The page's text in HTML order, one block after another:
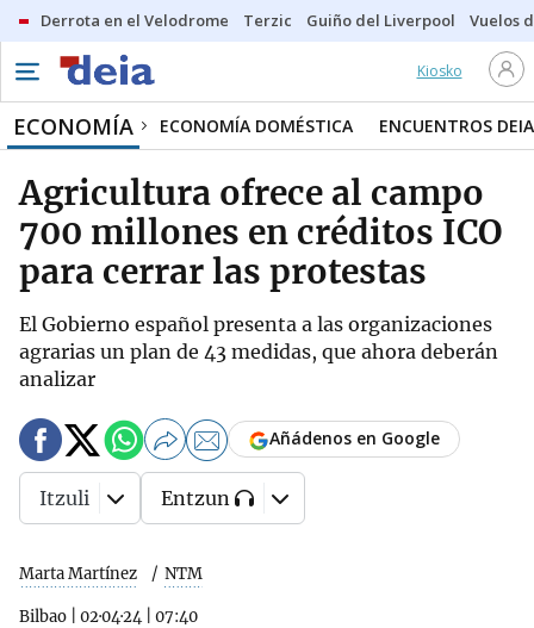
Derrota en el Velodrome Terzic Guiño del Liverpool Vuelos
Kiosko
ECONOMÍA ECONOMÍA DOMÉSTICA ENCUENTROS DEIA
Agricultura ofrece al campo
700 millones en créditos ICO
para cerrar las protestas
El Gobierno español presenta a las organizaciones
agrarias un plan de 43 medidas, que ahora deberán
analizar
Marta Martínez NTM
Bilbao 02·04·24 07:40
Añádenos en Google
Itzuli Entzun